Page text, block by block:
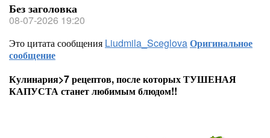
Без заголовка
08-07-2026 19:20
Это цитата сообщения Liudmila_SceglovaОригинальное
сообщение
Кулинария>7 рецептов, после которых ТУШЕНАЯ
КАПУСТА станет любимым блюдом!!